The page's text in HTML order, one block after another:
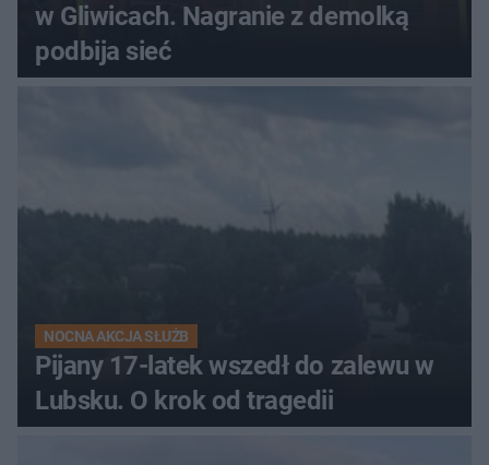
w Gliwicach. Nagranie z demolką
podbija sieć
NOCNA AKCJA SŁUŻB
Pijany 17-latek wszedł do zalewu w
Lubsku. O krok od tragedii